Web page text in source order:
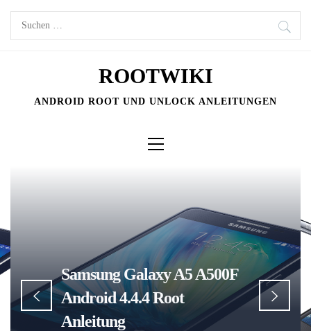
Skip
Suchen
nach:
ROOTWIKI
ANDROID ROOT UND UNLOCK ANLEITUNGEN
Menu
Samsung Galaxy A5 A500F
Android 4.4.4 Root
Anleitung